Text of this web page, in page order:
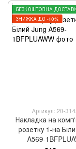
ЗНИЖКА ДО -10%
Артикул: 20-
Накладка на
розетку 1-на
A569-